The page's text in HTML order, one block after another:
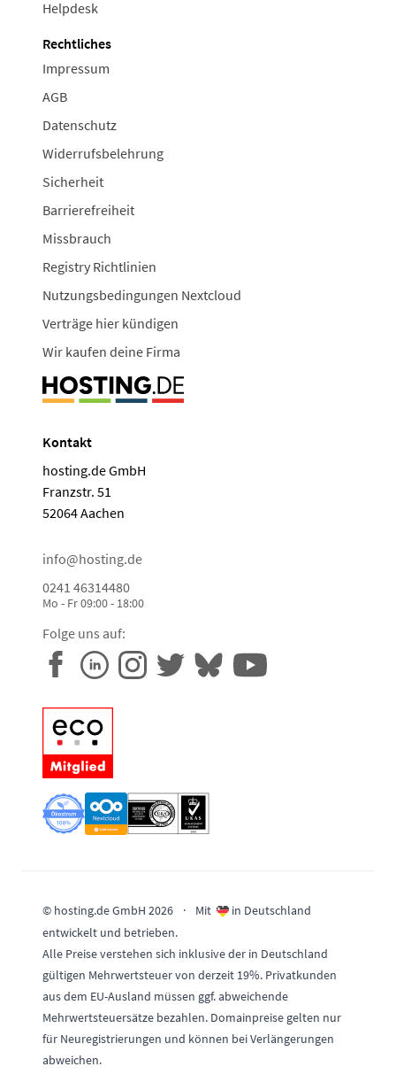
Helpdesk
Rechtliches
Impressum
AGB
Datenschutz
Widerrufsbelehrung
Sicherheit
Barrierefreiheit
Missbrauch
Registry Richtlinien
Nutzungsbedingungen Nextcloud
Verträge hier kündigen
Wir kaufen deine Firma
Kontakt
hosting.de GmbH
Franzstr. 51
52064 Aachen
info@hosting.de
0241 46314480
Mo - Fr 09:00 - 18:00
Folge uns auf:
© hosting.de GmbH 2026 · Mit
in Deutschland
entwickelt und betrieben.
Alle Preise verstehen sich inklusive der in Deutschland
gültigen Mehrwertsteuer von derzeit 19%. Privatkunden
aus dem EU-Ausland müssen ggf. abweichende
Mehrwertsteuersätze bezahlen. Domainpreise gelten nur
für Neuregistrierungen und können bei Verlängerungen
abweichen.